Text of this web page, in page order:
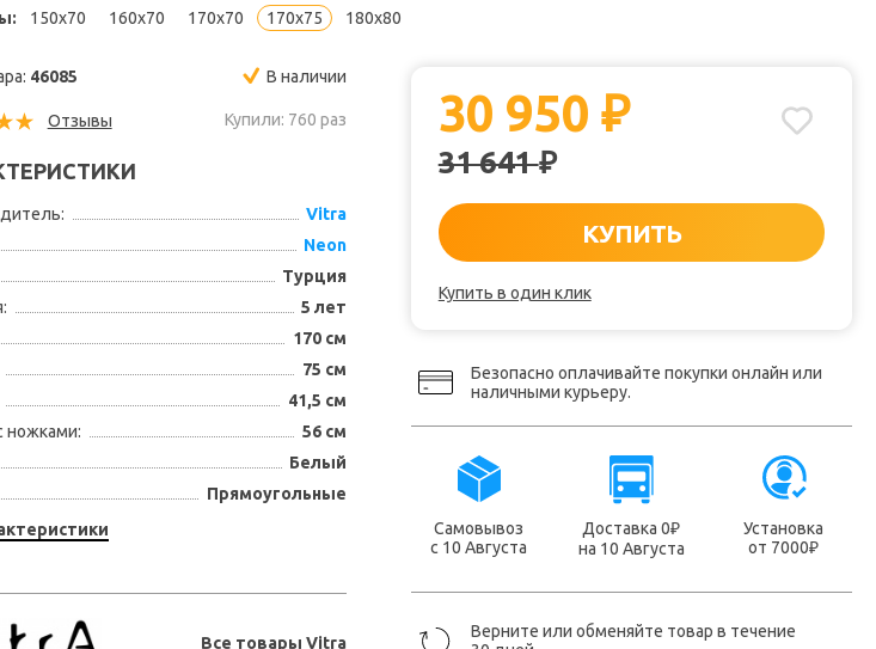
150x70 160x70 170x70 170x75 180x80
46085 В наличии
Отзывы Купили: 760 раз
Vitra
Neon
Турция
5 лет
170 см
75 см
41,5 см
ножками:
56 см
Белый
Прямоугольные
Все товары Vitra
30 950₽
31 641₽
КУПИТЬ
Купить в один клик
Безопасно оплачивайте покупки онлайн или
наличными курьеру.
Самовывоз
с 10 Августа
Доставка 0₽
на 10 Августа
Установка
от 7000₽
Верните или обменяйте товар в течение